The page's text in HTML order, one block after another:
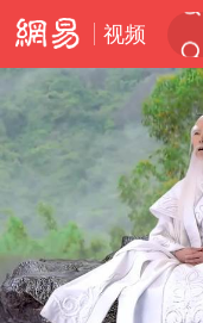
视频